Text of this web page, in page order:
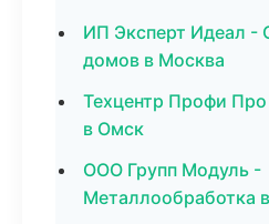
ИП Эксперт Идеал -
домов в Москва
Техцентр Профи Про
в Омск
ООО Групп Модуль -
Металлообработка